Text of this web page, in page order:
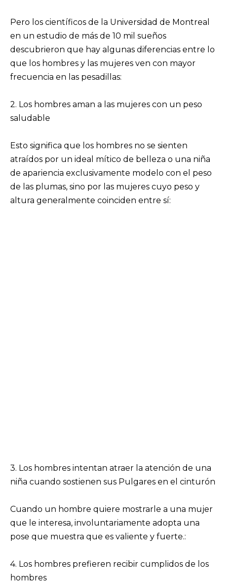
Pero los científicos de la Universidad de Montreal
en un estudio de más de 10 mil sueños
descubrieron que hay algunas diferencias entre lo
que los hombres y las mujeres ven con mayor
frecuencia en las pesadillas:
2. Los hombres aman a las mujeres con un peso
saludable
Esto significa que los hombres no se sienten
atraídos por un ideal mítico de belleza o una niña
de apariencia exclusivamente modelo con el peso
de las plumas, sino por las mujeres cuyo peso y
altura generalmente coinciden entre sí:
3. Los hombres intentan atraer la atención de una
niña cuando sostienen sus Pulgares en el cinturón
Cuando un hombre quiere mostrarle a una mujer
que le interesa, involuntariamente adopta una
pose que muestra que es valiente y fuerte.:
4. Los hombres prefieren recibir cumplidos de los
hombres